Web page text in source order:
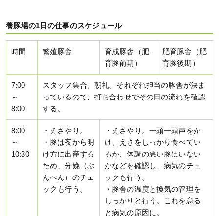
養豚場の1日の仕事のスケジュール
時間 繁殖豚舎
育成豚舎（肥
育豚前期）
肥育豚舎（肥
育豚後期）
7:00
～
8:00
スタッフ集合、朝礼。それぞれ担当の豚舎が決ま
っているので、打ち合わせでその日の流れを確認
する。
8:00
～
10:30
・えさやり。
・豚は夜から明
け方に出産する
ため、分娩（ぶ
んべん）のチェ
ックも行う。
・えさやり。一頭一頭声をか
け、えさをしっかり食べてい
るか、体調の悪い豚はいない
かなどを確認し、病気のチェ
ックも行う。
・豚舎の温度と換気の管理を
しっかりと行う。これを怠る
と病気の原因に。